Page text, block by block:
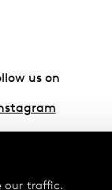
our traffic.
us on